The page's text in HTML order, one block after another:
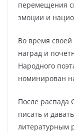
перемещения
эмоции и
Во время
наград и
Народного
номинирован
После распада
писать и
литературным